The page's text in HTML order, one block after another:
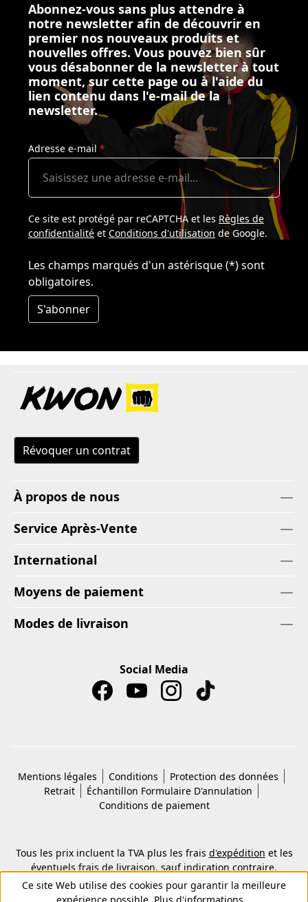
Abonnez-vous sans plus attendre à
notre newsletter afin de découvrir en
premier nos nouveaux produits et
nouvelles offres. Vous pouvez bien sûr
vous désabonner de la newsletter à tout
moment, sur cette page ou à l'aide du
lien contenu dans l'e-mail de la
newsletter.
Adresse e-mail *
Ce site est protégé par reCAPTCHA et les Règles de
confidentialité et Conditions d'utilisation de Google.
Les champs marqués d'un astérisque (*) sont
obligatoires.
S'abonner
Révoquer un contrat
À propos de nous
Service Après-Vente
International
Moyens de paiement
Modes de livraison
Social Media
Mentions légales Conditions
Protection des données
Retrait
Échantillon Formulaire D'annulation
Conditions de paiement
Tous les prix incluent la TVA plus les frais d'expédition et les
éventuels frais de livraison, sauf indication contraire.
© 2026 Copyright © Kwon KG. Tous droits réservés.
Ce site Web utilise des cookies pour garantir la meilleure